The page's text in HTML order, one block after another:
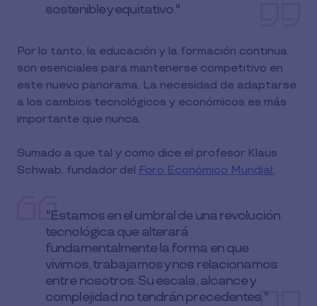
sostenible y equitativo."
Por lo tanto, la educación y la formación continua
son esenciales para mantenerse competitivo en
este nuevo panorama. La necesidad de adaptarse
a los cambios tecnológicos y económicos es más
importante que nunca.
Sumado a que tal y como dice el profesor Klaus
Schwab, fundador del Foro Económico Mundial:
"Estamos en el umbral de una revolución
tecnológica que alterará
fundamentalmente la forma en que
vivimos, trabajamos y nos relacionamos
entre nosotros. Su escala, alcance y
complejidad no tendrán precedentes."